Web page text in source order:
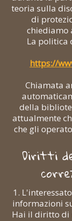
teoria sulla
di
chiediamo
La politica
https://
Chiamata
della
attualmente
che gli
Diritti
1.
informazioni
Hai il diritto di